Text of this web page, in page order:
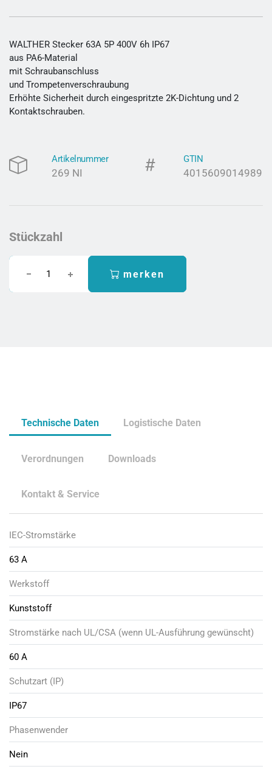
WALTHER Stecker 63A 5P 400V 6h IP67
aus PA6-Material
mit Schraubanschluss
und Trompetenverschraubung
Erhöhte Sicherheit durch eingespritzte 2K-Dichtung und 2
Kontaktschrauben.
Artikelnummer
269 NI
GTIN
4015609014989
Stückzahl
merken
Technische Daten Logistische Daten
Verordnungen Downloads
Kontakt & Service
IEC-Stromstärke
63 A
Werkstoff
Kunststoff
Stromstärke nach UL/CSA (wenn UL-Ausführung gewünscht)
60 A
Schutzart (IP)
IP67
Phasenwender
Nein